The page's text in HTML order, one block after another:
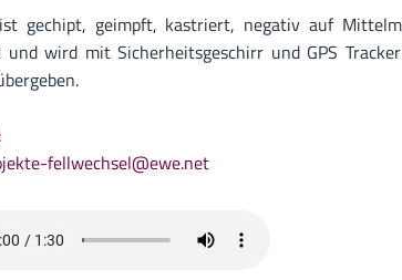
ist gechipt, geimpft, kastriert, negativ auf
und wird mit Sicherheitsgeschirr und GPS
fellwechsel@ewe.net